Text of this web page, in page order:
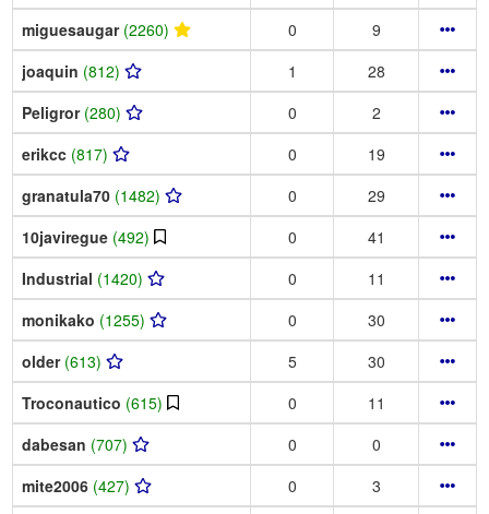
miguesaugar (2260) 0
9
joaquin (812) 1
28
Peligror (280) 0
2
erikcc (817) 0
19
granatula70 (1482) 0
29
10javiregue (492) 0
41
Industrial (1420) 0
11
monikako (1255) 0
30
older (613) 5
30
Troconautico (615) 0
11
dabesan (707) 0
0
mite2006 (427) 0
3